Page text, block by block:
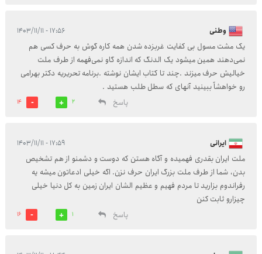
وطنی ۱۷:۵۶ - ۱۴۰۳/۱۱/۱۱
یک مشت مسول بی کفایت غربزده شدن همه کاره گوش به حرف کسی هم
نمی‌دهند همین میشود یک الدنگ که اندازه گاو نمی‌فهمه از طرف ملت
خیالیش حرف میزند .چند تا کتاب ایشان نوشته .برنامه تحریریه دکتر بهرامی
رو خواهشاً ببینید آنهای که سطل طلب هستید .
پاسخ
2
14
ایرانی ۱۷:۵۹ - ۱۴۰۳/۱۱/۱۱
ملت ایران بقدری فهمیده و آگاه هستن که دوست و دشمنو از هم تشخیص
بدن، شما از طرف ملت بزرگ ایران حرف نزن. اگه خیلی ادعاتون میشه یه
رفراندوم بزارید تا مردم فهیم و عظیم الشان ایران زمین به کل دنیا خیلی
چیزارو ثابت کنن
پاسخ
1
16